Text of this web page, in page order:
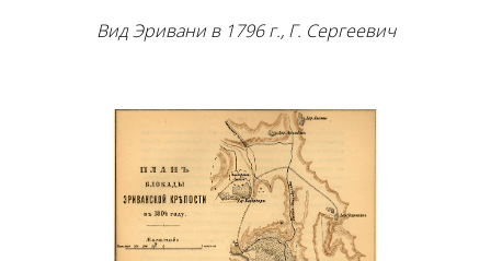
Вид Эривани в 1796 г., Г. Сергеевич